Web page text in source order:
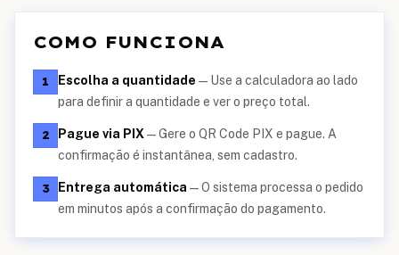
COMO FUNCIONA
1 Escolha a quantidade — Use a calculadora ao lado
para definir a quantidade e ver o preço total.
2 Pague via PIX —Gere o QR Code PIX e pague. A
confirmação é instantânea, sem cadastro.
3 Entrega automática —O sistema processa o pedido
em minutos após a confirmação do pagamento.